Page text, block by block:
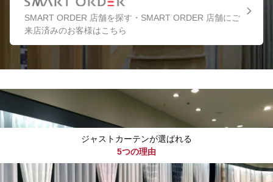
SMART ORDER 店舗を探す・SMART ORDER 店舗にご
来店済みのお客様はこちら
ジャストカーテンが選ばれる
5つの理由